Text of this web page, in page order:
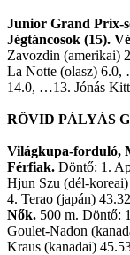
Junior Grand Prix-
Jégtáncosok (15).
Zavozdin (amerikai)
La Notte (olasz) 6.0,
14.0, …13. Jónás
RÖVID PÁLYÁS
Világkupa-forduló,
Férfiak. Döntő: 1.
Hjun Szu (dél-
4. Terao (japán)
Nők. 500 m. Döntő:
Goulet-Nadon
Kraus (kanadai)